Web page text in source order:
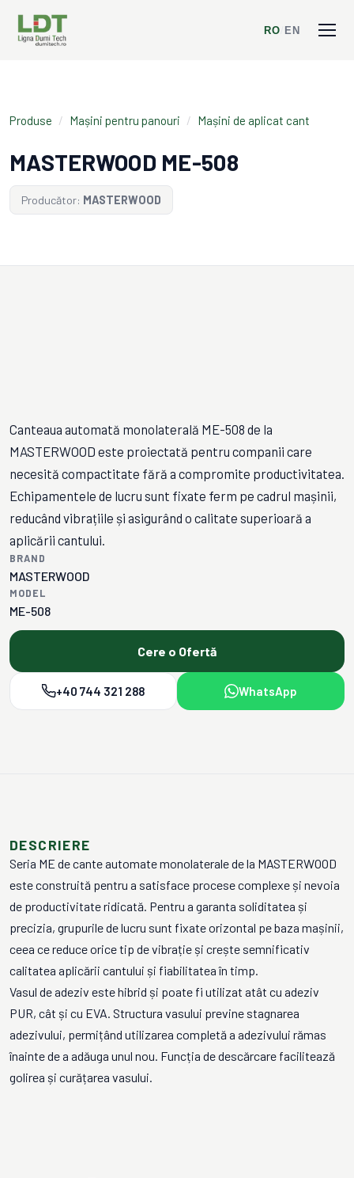
RO EN
Produse / Mașini pentru panouri / Mașini de aplicat cant
MASTERWOOD ME-508
Producător: MASTERWOOD
Canteaua automată monolaterală ME-508 de la
MASTERWOOD este proiectată pentru companii care
necesită compactitate fără a compromite productivitatea.
Echipamentele de lucru sunt fixate ferm pe cadrul mașinii,
reducând vibrațiile și asigurând o calitate superioară a
aplicării cantului.
BRAND
MASTERWOOD
MODEL
ME-508
Cere o Ofertă
+40 744 321 288 WhatsApp
DESCRIERE
Seria ME de cante automate monolaterale de la MASTERWOOD
este construită pentru a satisface procese complexe și nevoia
de productivitate ridicată. Pentru a garanta soliditatea și
precizia, grupurile de lucru sunt fixate orizontal pe baza mașinii,
ceea ce reduce orice tip de vibrație și crește semnificativ
calitatea aplicării cantului și fiabilitatea în timp.
Vasul de adeziv este hibrid și poate fi utilizat atât cu adeziv
PUR, cât și cu EVA. Structura vasului previne stagnarea
adezivului, permițând utilizarea completă a adezivului rămas
înainte de a adăuga unul nou. Funcția de descărcare facilitează
golirea și curățarea vasului.